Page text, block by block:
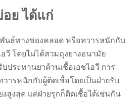
ย ได้แก่
นธ์ทางช่องคลอด หรือทวารหนักกับ
อวี โดยไม่ได้สวมถุงยางอนามัย
ประทานยาต้านเชื้อเอชไอวี การ
วารหนักกับผู้ติดเชื้อโดยเป็นฝ่ายรับ
งสูงสุด แต่ฝ่ายรุกก็ติดเชื้อได้เช่นกัน